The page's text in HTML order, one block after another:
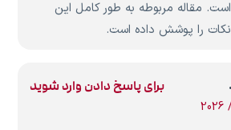
است. مقاله مربوطه به طور کامل این
نکات را پوشش داده است.
برای پاسخ دادن وارد شوید